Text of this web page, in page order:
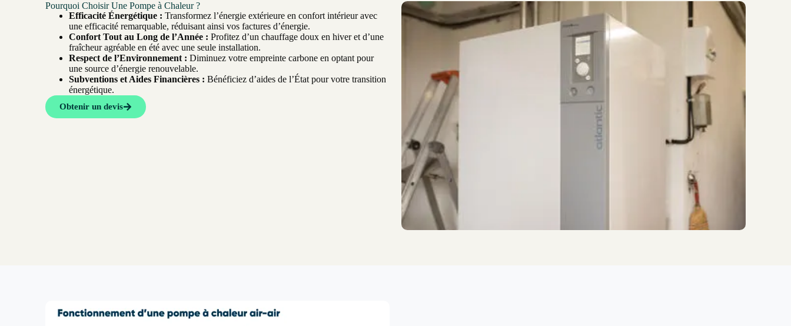
Pourquoi Choisir Une Pompe à Chaleur ?
Efficacité Énergétique : Transformez l’énergie extérieure en confort intérieur avec
une efficacité remarquable, réduisant ainsi vos factures d’énergie.
Confort Tout au Long de l’Année : Profitez d’un chauffage doux en hiver et d’une
fraîcheur agréable en été avec une seule installation.
Respect de l’Environnement : Diminuez votre empreinte carbone en optant pour
une source d’énergie renouvelable.
Subventions et Aides Financières : Bénéficiez d’aides de l’État pour votre transition
énergétique.
Obtenir un devis